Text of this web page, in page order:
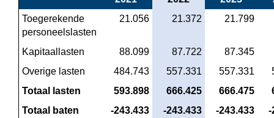
Toegerekende
personeelslasten
21.056 21.372 21.799
Kapitaallasten 88.099 87.722
87.345
Overige lasten
484.743 557.331 557.331
Totaal lasten
593.898 666.425 666.475
Totaal baten
-243.433 -243.433 -243.433
-